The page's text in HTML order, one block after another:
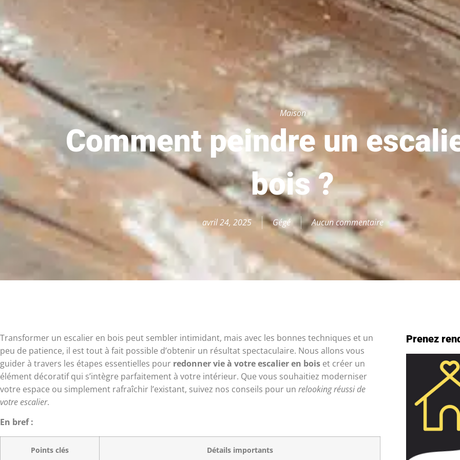
Maison
Comment peindre un
bois ?
avril 24, 2025 Gégé Aucun commentaire
Transformer un escalier en bois peut sembler intimidant, mais avec les bonnes techniques et un
peu de patience, il est tout à fait possible d’obtenir un résultat spectaculaire. Nous allons vous
guider à travers les étapes essentielles pour redonner vie à votre escalier en bois et créer un
élément décoratif qui s’intègre parfaitement à votre intérieur. Que vous souhaitiez moderniser
votre espace ou simplement rafraîchir l’existant, suivez nos conseils pour un relooking réussi de
votre escalier.
En bref :
Points clés Détails importants
Prenez